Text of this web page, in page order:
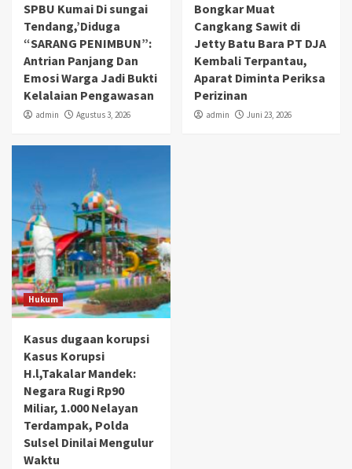
SPBU Kumai Di sungai
Tendang,’Diduga
“SARANG PENIMBUN”:
Antrian Panjang Dan
Emosi Warga Jadi Bukti
Kelalaian Pengawasan
admin Agustus 3, 2026
Bongkar Muat
Cangkang Sawit di
Jetty Batu Bara PT DJA
Kembali Terpantau,
Aparat Diminta Periksa
Perizinan
admin Juni 23, 2026
Hukum
Kasus dugaan korupsi
Kasus Korupsi
H.l,Takalar Mandek:
Negara Rugi Rp90
Miliar, 1.000 Nelayan
Terdampak, Polda
Sulsel Dinilai Mengulur
Waktu